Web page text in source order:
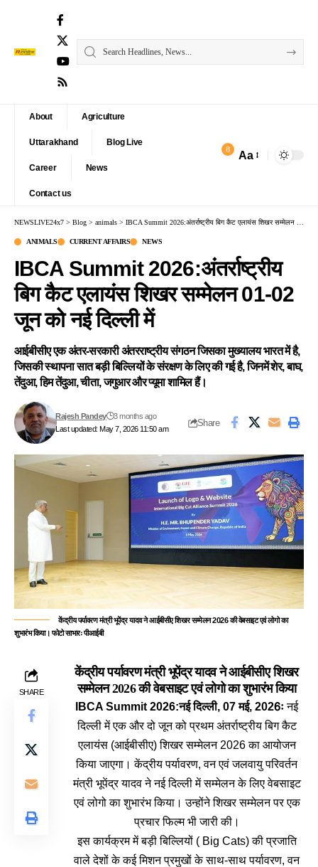
About Agriculture
Uttarakhand Blog Live
Career News
Contact us
8 Aa
NEWSLIVE24x7 > Blog > animals > IBCA Summit 2026:अंतर्राष्ट्रीय बिग कैट एलायंस शिखर सम्मेलन 01-02 जून को नई दिल्ली में
ANIMALS CURRENT AFFAIRS NEWS
IBCA Summit 2026:अंतर्राष्ट्रीय
बिग कैट एलायंस शिखर सम्मेलन 01-02
जून को नई दिल्ली में
आईबीसीए एक अंतर-सरकारी अंतरराष्ट्रीय संगठन जिसका मुख्यालय भारत में है,
जिसकी स्थापना सात बड़ी बिल्लियों के संरक्षण के लिए की गई है, जिनमें शेर, बाघ,
तेंदुआ, हिम तेंदुआ, चीता, जगुआर और प्यूमा शामिल हैं।
Last updated: May 7, 2026 11:50 am
Rajesh Pandey 3 months ago
Share
केंद्रीय पर्यावरण मंत्री भूपेंद्र यादव ने आईबीसीए शिखर सम्मेलन 2026 की वेबसाइट एवं लोगो का
शुभारंभ किया। फोटो साभारः पीआईबी
SHARE
केंद्रीय पर्यावरण मंत्री भूपेंद्र यादव ने आईबीसीए शिखर
सम्मेलन 2026 की वेबसाइट एवं लोगो का शुभारंभ किया
IBCA Summit 2026:नई दिल्ली, 07 मई, 2026ःनई
दिल्ली में एक और दो जून को प्रथम अंतर्राष्ट्रीय बिग कैट
एलायंस (आईबीसीए) शिखर सम्मेलन 2026 का आयोजन
किया जाएगा। केंद्रीय पर्यावरण, वन एवं जलवायु परिवर्तन
मंत्री भूपेंद्र यादव ने नई दिल्ली में सम्मेलन के लिए वेबसाइट
एवं लोगो का शुभारंभ किया। उन्होंने शिखर सम्मेलन पर एक
प्रचार फिल्म भी जारी की।
इस कार्यक्रम में बड़ी बिल्लियों ( Big Cats) की प्रजाति
वाले देशों के कई मिशन प्रमुखों के साथ-साथ पर्यावरण, वन